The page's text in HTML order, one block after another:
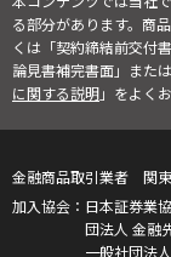
る部分があります。商
くは「契約締結前交付
論見書補完書面」また
に関する説明」をよく
金融商品取引業者 関
日本証券業
団法人 金融